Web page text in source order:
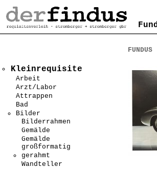
Kontakt
AGB
Impressum
Datenschutzerklärung
Kleinrequisite
Arbeit
Arzt/Labor
Attrappen
Bad
Bilder
Bilderrahmen
Gemälde
Gemälde
großformatig
gerahmt
Wandteller
FUNDUS